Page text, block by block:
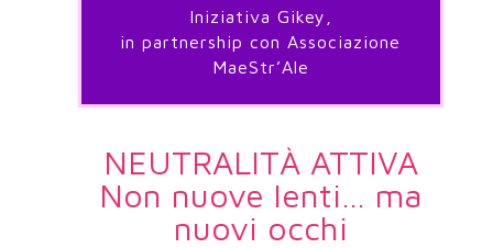
Iniziativa Gikey,
in partnership con Associazione
MaeStr’Ale
NEUTRALITÀ ATTIVA
Non nuove lenti… ma
nuovi occhi